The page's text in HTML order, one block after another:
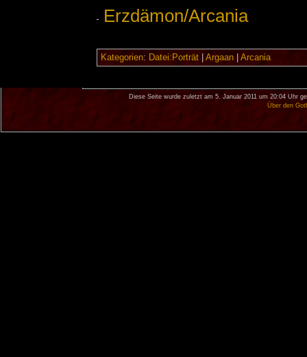
Erzdämon/Arcania
Kategorien: Datei:Porträt| Argaan| Arcania
Diese Seite wurde zuletzt am 5. Januar 2011 um 20:04 Uhr
Über den